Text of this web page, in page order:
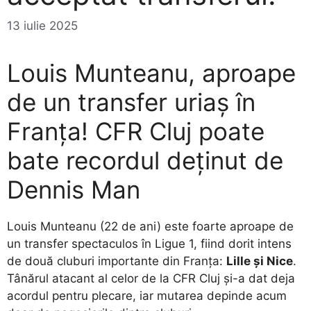
13 iulie 2025
Louis Munteanu, aproape
de un transfer uriaș în
Franța! CFR Cluj poate
bate recordul deținut de
Dennis Man
Louis Munteanu (22 de ani) este foarte aproape de
un transfer spectaculos în Ligue 1, fiind dorit intens
de două cluburi importante din Franța: Lille și Nice.
Tânărul atacant al celor de la CFR Cluj și-a dat deja
acordul pentru plecare, iar mutarea depinde acum